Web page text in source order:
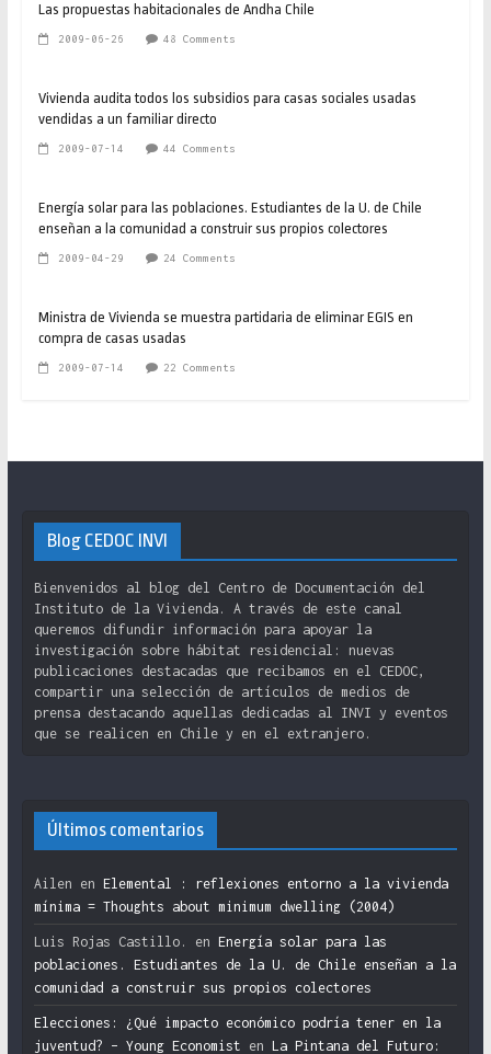
Las propuestas habitacionales de Andha Chile
2009-06-26 48 Comments
Vivienda audita todos los subsidios para casas sociales usadas
vendidas a un familiar directo
2009-07-14 44 Comments
Energía solar para las poblaciones. Estudiantes de la U. de Chile
enseñan a la comunidad a construir sus propios colectores
2009-04-29 24 Comments
Ministra de Vivienda se muestra partidaria de eliminar EGIS en
compra de casas usadas
2009-07-14 22 Comments
Blog CEDOC INVI
Bienvenidos al blog del Centro de Documentación del
Instituto de la Vivienda. A través de este canal
queremos difundir información para apoyar la
investigación sobre hábitat residencial: nuevas
publicaciones destacadas que recibamos en el CEDOC,
compartir una selección de artículos de medios de
prensa destacando aquellas dedicadas al INVI y eventos
que se realicen en Chile y en el extranjero.
Últimos comentarios
Ailen en Elemental : reflexiones entorno a la vivienda
mínima = Thoughts about minimum dwelling (2004)
Luis Rojas Castillo. en Energía solar para las
poblaciones. Estudiantes de la U. de Chile enseñan a la
comunidad a construir sus propios colectores
Elecciones: ¿Qué impacto económico podría tener en la
juventud? – Young Economist en La Pintana del Futuro: